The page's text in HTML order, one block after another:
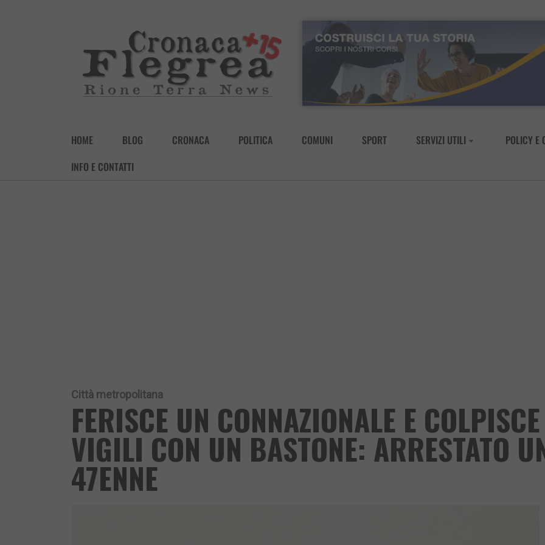
HOME BLOG CRONACA POLITICA COMUNI SPORT SERVIZI UTILI
POLICY E
INFO E CONTATTI
Città metropolitana
FERISCE UN CONNAZIONALE E
VIGILI CON UN BASTONE: ARRESTATO
47ENNE